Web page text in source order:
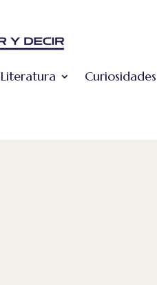
Literatura Curiosidades